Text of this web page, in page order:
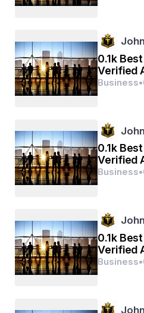
ଲାୟ ସଂଜୀୱନ ଲଖନ ଜିୟାୟେ
ଶ୍ରୀ ରଘୁବୀର ହରୀଶ ଉର ଲାୟେ
ରଘୁପତି କିହ୍ନି ବହୁତ ବଡାଇ
ସହସ ବଦନ ତୁହ୍ମରେ ଜସ ଗାୱୈଁ
ସନକାଦିକ ବ୍ରହ୍ମାଦି ମୁନୀସା
ନାରଦ ସାରଦ ସହିତ ଅହୀସା
0.1k
Verified
(2026)
Business•
0.1k
Verified
(2026)
Business•
0.1k
Verified
(2026)
Business•